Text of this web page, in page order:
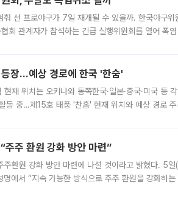
춰 선 프로야구가 7일 재개될 수 있을까. 한국야구
회 관계자가 참석하는 긴급 실행위원회를 열어 폭
장…예상 경로에 한국 '한숨'
현재 위치는 오키나와 동쪽한국·일본·중국·미국 등
동 중…제15호 태풍 '찬홈' 현재 위치와 예상 경로 주
주주 환원 강화 방안 마련”
안 마련에 나설 것이라고 밝혔다. 5일(현지시간) 로이터통신에 따르면
에서 “지속 가능한 방식으로 주주 환원을 강화하는